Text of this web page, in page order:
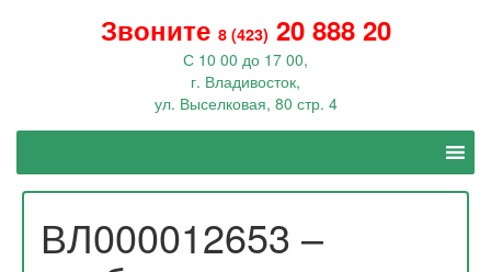
Звоните 8 (423) 20 888 20
С 10 00 до 17 00,
г. Владивосток,
ул. Выселковая, 80 стр. 4
ВЛ000012653 –